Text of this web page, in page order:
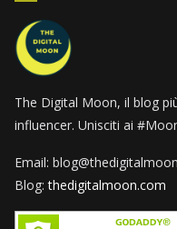
The Digital Moon, il blog
influencer. Unisciti ai
Email:
Blog:thedigitalmoon.com